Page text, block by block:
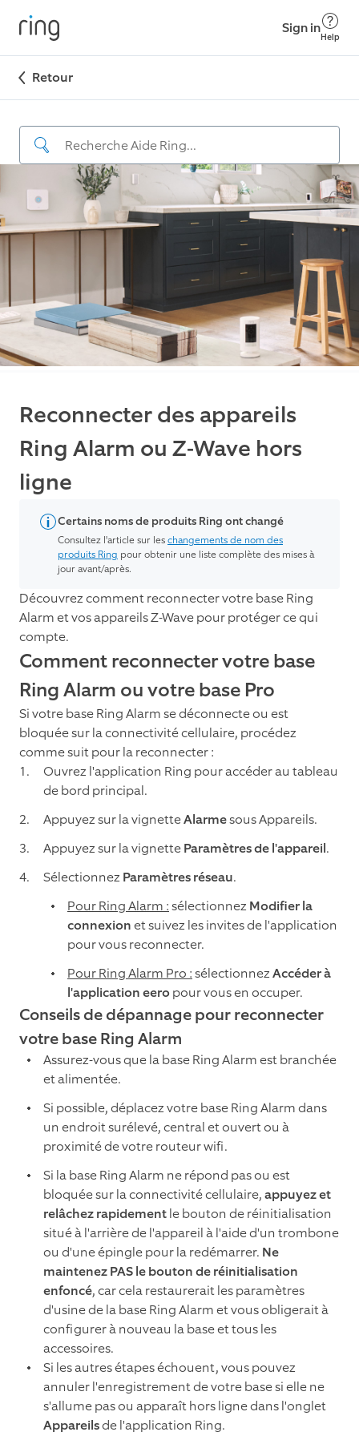
Sign in
Help
Retour
Reconnecter des appareils
Ring Alarm ou Z-Wave hors
ligne
Certains noms de produits Ring ont changé
Consultez l'article sur leschangements de nom des
produits Ring pour obtenir une liste complète des mises à
jour avant/après.
Découvrez comment reconnecter votre base Ring
Alarm et vos appareils Z-Wave pour protéger ce qui
compte.
Comment reconnecter votre base
Ring Alarm ou votre base Pro
Si votre base Ring Alarm se déconnecte ou est
bloquée sur la connectivité cellulaire, procédez
comme suit pour la reconnecter :
Ouvrez l'application Ring pour accéder au tableau
de bord principal.
Appuyez sur la vignetteAlarmesous Appareils.
Appuyez sur la vignetteParamètres de l'appareil.
Sélectionnez Paramètres réseau.
Pour Ring Alarm :sélectionnez Modifier la
connexionet suivez les invites de l'application
pour vous reconnecter.
Pour Ring Alarm Pro :sélectionnezAccéder à
l'application eero pour vous en occuper.
Conseils de dépannage pour reconnecter
votre base Ring Alarm
Assurez-vous que la base Ring Alarm est branchée
et alimentée.
Si possible, déplacez votre base Ring Alarm dans
un endroit surélevé, central et ouvert ou à
proximité de votre routeur wifi.
Si la base Ring Alarm ne répond pas ou est
bloquée sur la connectivité cellulaire,appuyez et
relâchez rapidementle bouton de réinitialisation
situé à l'arrière de l'appareil à l'aide d'un trombone
ou d'une épingle pour la redémarrer. Ne
maintenez PAS le bouton de réinitialisation
enfoncé, car cela restaurerait les paramètres
d'usine de la base Ring Alarm et vous obligerait à
configurer à nouveau la base et tous les
accessoires.
Si les autres étapes échouent, vous pouvez
annuler l'enregistrement de votre base si elle ne
s'allume pas ou apparaît hors ligne dans l'onglet
Appareilsde l'application Ring.